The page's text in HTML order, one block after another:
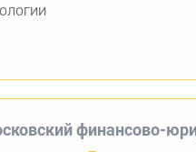
финансово-